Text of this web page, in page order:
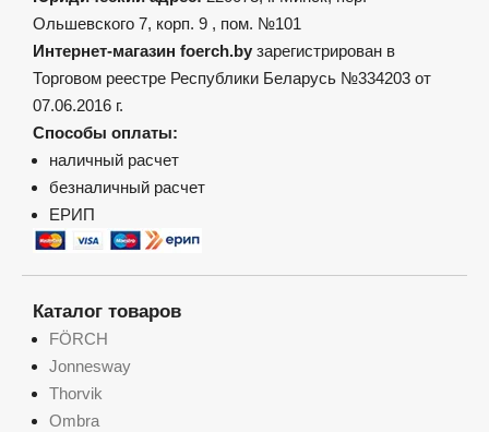
Ольшевского 7, корп. 9 , пом. №101
Интернет-магазин foerch.by зарегистрирован в
Торговом реестре Республики Беларусь №334203 от
07.06.2016 г.
Способы оплаты:
наличный расчет
безналичный расчет
ЕРИП
Каталог товаров
FÖRCH
Jonnesway
Thorvik
Ombra